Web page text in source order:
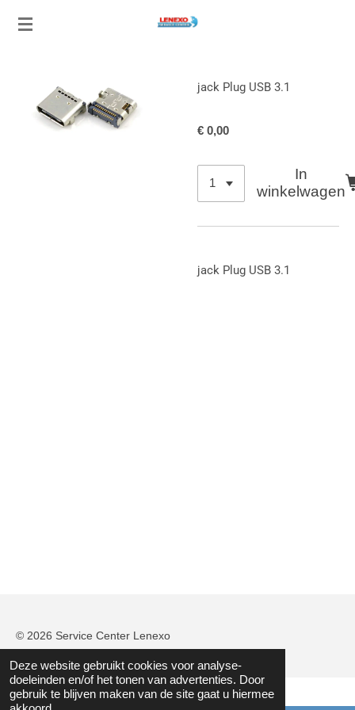
Deze website gebruikt cookies voor analyse-
doeleinden en/of het tonen van advertenties. Door
gebruik te blijven maken van de site gaat u hiermee
Ga
hoofdinhoud
jack Plug USB 3.1
€ 0,00
In
winkelwagen
jack Plug USB 3.1
© 2026 Service Center Lenexo